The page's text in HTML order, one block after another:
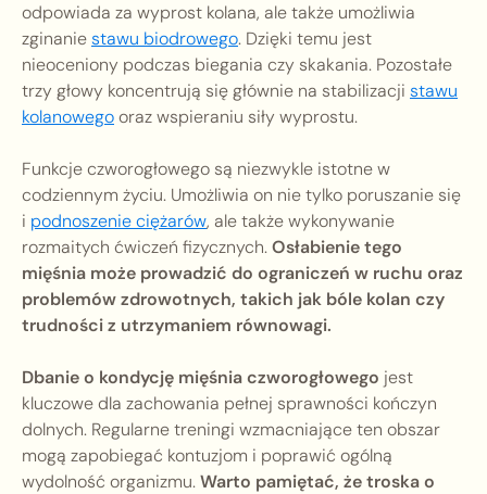
odpowiada za wyprost kolana, ale także umożliwia
zginaniestawu biodrowego. Dzięki temu jest
nieoceniony podczas biegania czy skakania. Pozostałe
trzy głowy koncentrują się głównie na stabilizacji stawu
kolanowegooraz wspieraniu siły wyprostu.
Funkcje czworogłowego są niezwykle istotne w
codziennym życiu. Umożliwia on nie tylko poruszanie się
i podnoszenie ciężarów, ale także wykonywanie
rozmaitych ćwiczeń fizycznych.Osłabienie tego
mięśnia może prowadzić do ograniczeń w ruchu oraz
problemów zdrowotnych, takich jak bóle kolan czy
trudności z utrzymaniem równowagi.
Dbanie o kondycję mięśnia czworogłowego jest
kluczowe dla zachowania pełnej sprawności kończyn
dolnych. Regularne treningi wzmacniające ten obszar
mogą zapobiegać kontuzjom i poprawić ogólną
wydolność organizmu.Warto pamiętać, że troska o